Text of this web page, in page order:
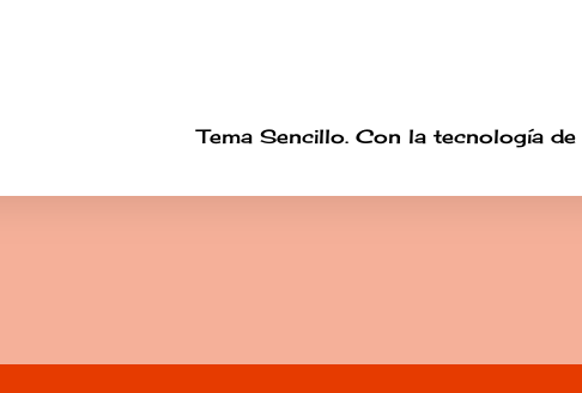
Tema Sencillo. Con la tecnología de